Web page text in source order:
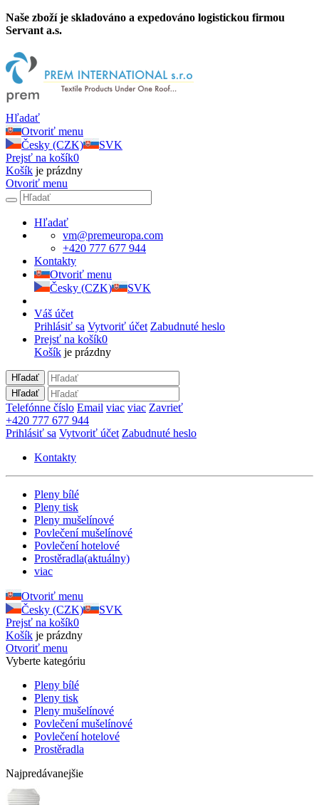
Naše zboží je skladováno a expedováno logistickou firmou
Servant a.s.
Hľadať
Otvoriť menu
Česky (CZK)
SVK
Prejsť na košík0
Košík je prázdny
Otvoriť menu
Hľadať
vm@premeuropa.com
+420 777 677 944
Kontakty
Otvoriť menu
Česky (CZK)
SVK
Váš účet
Prihlásiť sa Vytvoriť účet Zabudnuté heslo
Prejsť na košík0
Košík je prázdny
Hľadať
Hľadať
Telefónne číslo Email viac viac Zavrieť
+420 777 677 944
Prihlásiť sa Vytvoriť účet Zabudnuté heslo
Kontakty
Pleny bílé
Pleny tisk
Pleny mušelínové
Povlečení mušelínové
Povlečení hotelové
Prostěradla(aktuálny)
viac
Otvoriť menu
Česky (CZK)
SVK
Prejsť na košík0
Košík je prázdny
Otvoriť menu
Vyberte kategóriu
Pleny bílé
Pleny tisk
Pleny mušelínové
Povlečení mušelínové
Povlečení hotelové
Prostěradla
Najpredávanejšie